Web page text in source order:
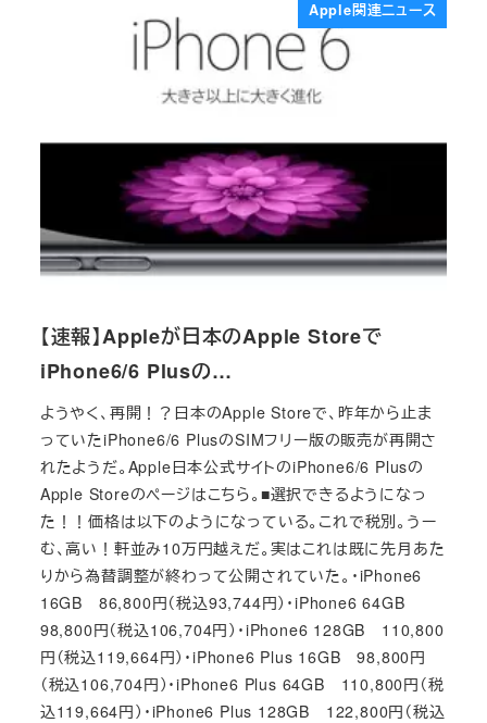
Apple関連ニュース
【速報】Appleが日本のApple Storeで
iPhone6/6 Plusの…
ようやく、再開！？日本のApple Storeで、昨年から止ま
っていたiPhone6/6 PlusのSIMフリー版の販売が再開さ
れたようだ。Apple日本公式サイトのiPhone6/6 Plusの
Apple Storeのページはこちら。■選択できるようになっ
た！！価格は以下のようになっている。これで税別。うー
む、高い！軒並み10万円越えだ。実はこれは既に先月あた
りから為替調整が終わって公開されていた。・iPhone6
16GB 86,800円（税込93,744円）・iPhone6 64GB
98,800円（税込106,704円）・iPhone6 128GB 110,800
円（税込119,664円）・iPhone6 Plus 16GB 98,800円
（税込106,704円）・iPhone6 Plus 64GB 110,800円（税
込119,664円）・iPhone6 Plus 128GB 122,800円（税込